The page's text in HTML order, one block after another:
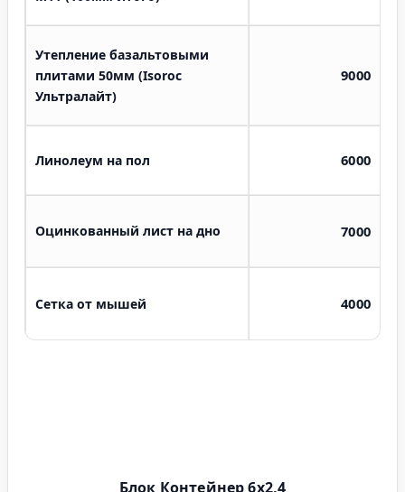
Утепление базальтовыми
плитами 50мм (Isoroc
Ультралайт)
9000
Линолеум на пол 6000
Оцинкованный лист на дно 7000
Сетка от мышей 4000
Блок Контейнер 6х2,4